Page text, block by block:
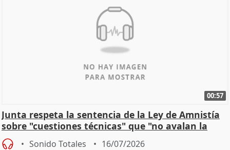
00:57
Junta respeta la sentencia de la Ley de Amnistía
sobre "cuestiones técnicas" que "no avalan la
const
Sonido Totales 16/07/2026